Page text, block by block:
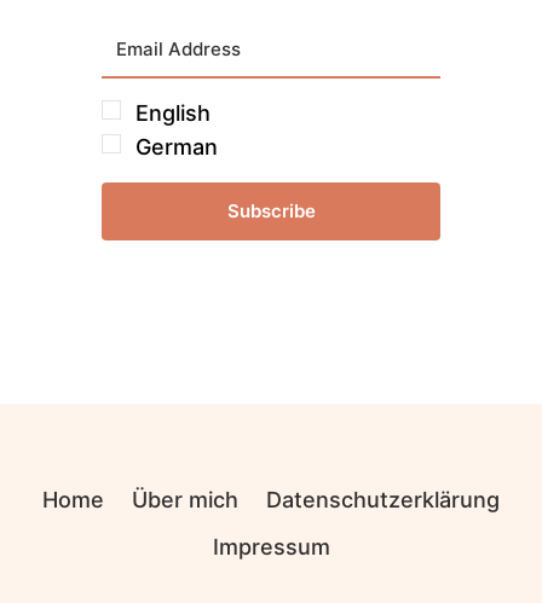
English
German
Subscribe
Home Über mich
Datenschutzerklärung
Impressum